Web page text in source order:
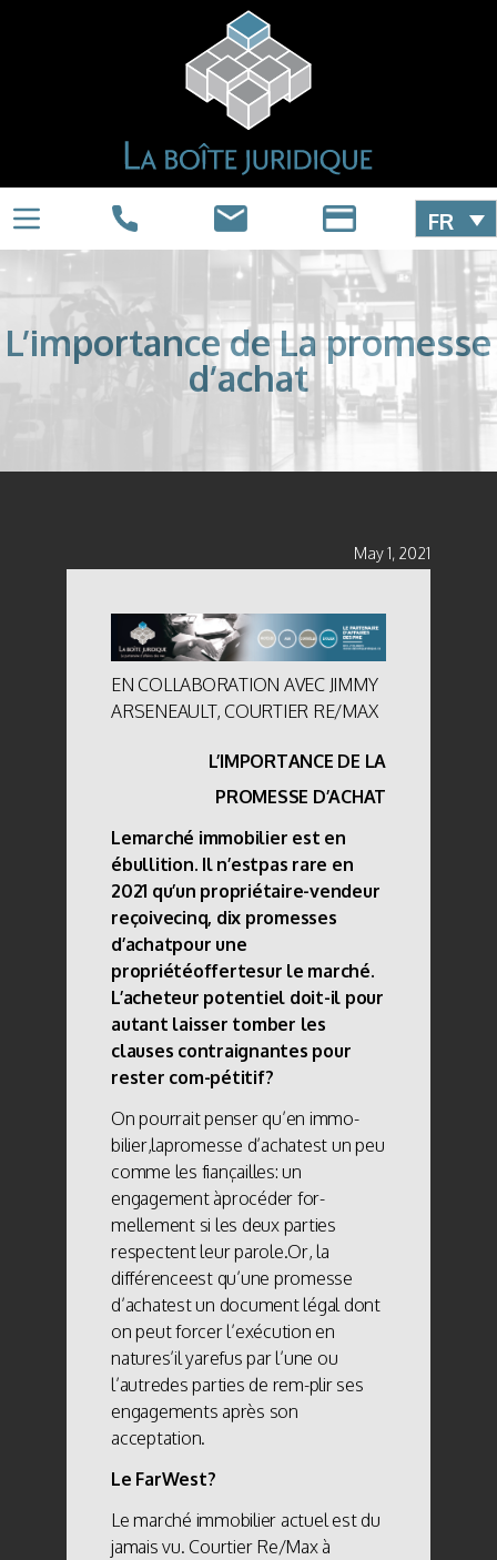
FR
L’importance de La promesse
d’achat
May 1, 2021
EN COLLABORATION AVEC JIMMY
ARSENEAULT, COURTIER RE/MAX
L’IMPORTANCE DE LA
PROMESSE D’ACHAT
Lemarché immobilier est en
ébullition. Il n’estpas rare en
2021 qu’un propriétaire-vendeur
reçoivecinq, dix promesses
d’achatpour une
propriétéoffertesur le marché.
L’acheteur potentiel doit-il pour
autant laisser tomber les
clauses contraignantes pour
rester com-pétitif?
On pourrait penser qu’en immo-
bilier,lapromesse d’achatest un peu
comme les fiançailles: un
engagement àprocéder for-
mellement si les deux parties
respectent leur parole.Or, la
différenceest qu’une promesse
d’achatest un document légal dont
on peut forcer l’exécution en
natures’il yarefus par l’une ou
l’autredes parties de rem-plir ses
engagements après son
acceptation.
Le FarWest?
Le marché immobilier actuel est du
jamais vu. Courtier Re/Max à